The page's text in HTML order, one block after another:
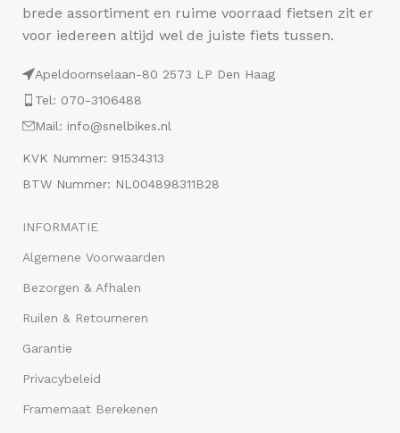
brede assortiment en ruime voorraad fietsen zit er
voor iedereen altijd wel de juiste fiets tussen.
Apeldoornselaan-80 2573 LP Den Haag
Tel: 070-3106488
Mail: info@snelbikes.nl
KVK Nummer: 91534313
BTW Nummer: NL004898311B28
INFORMATIE
Algemene Voorwaarden
Bezorgen & Afhalen
Ruilen & Retourneren
Garantie
Privacybeleid
Framemaat Berekenen